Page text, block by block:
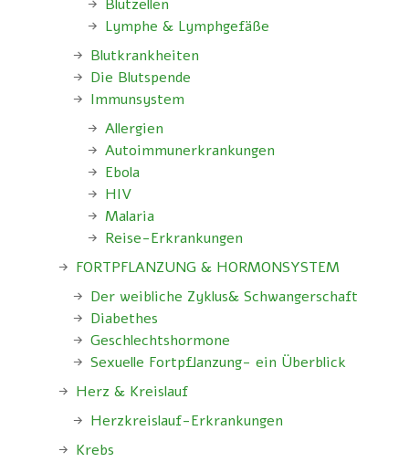
Blutzellen
Lymphe & Lymphgefäße
Blutkrankheiten
Die Blutspende
Immunsystem
Allergien
Autoimmunerkrankungen
Ebola
HIV
Malaria
Reise-Erkrankungen
FORTPFLANZUNG & HORMONSYSTEM
Der weibliche Zyklus& Schwangerschaft
Diabethes
Geschlechtshormone
Sexuelle Fortpflanzung- ein Überblick
Herz & Kreislauf
Herzkreislauf-Erkrankungen
Krebs